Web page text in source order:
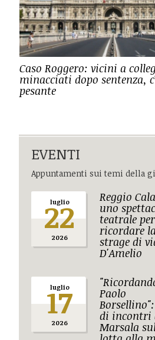
Caso Roggero: vicini a
minacciati dopo sentenza,
pesante
EVENTI
Appuntamenti sui temi della
luglio
22
2026
Reggio
uno
teatrale per
ricordare la
strage di
D'Amelio
luglio
17
2026
Paolo
di incontri
Marsala